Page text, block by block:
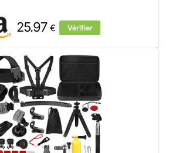
25.97€ Vérifier